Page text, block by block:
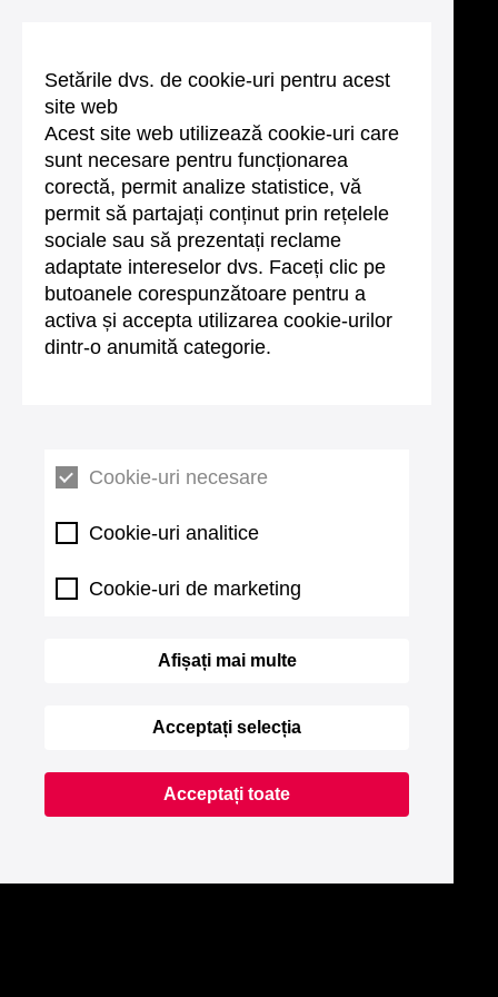
Setările dvs. de cookie-uri pentru acest
site web
Acest site web utilizează cookie-uri care
sunt necesare pentru funcționarea
corectă, permit analize statistice, vă
permit să partajați conținut prin rețelele
sociale sau să prezentați reclame
adaptate intereselor dvs. Faceți clic pe
butoanele corespunzătoare pentru a
activa și accepta utilizarea cookie-urilor
dintr-o anumită categorie.
Cookie-uri necesare
Cookie-uri analitice
Cookie-uri de marketing
Afișați mai multe
Acceptați selecția
Acceptați toate